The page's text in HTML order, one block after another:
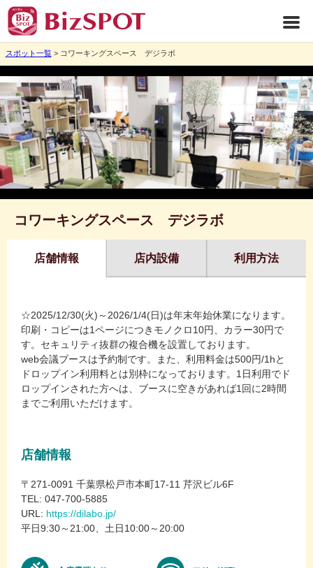
スポット一覧> コワーキングスペース デジラボ
コワーキングスペース デジラボ
店舗情報 店内設備 利用方法
☆2025/12/30(火)～2026/1/4(日)は年末年始休業になります。
印刷・コピーは1ページにつきモノクロ10円、カラー30円で
す。セキュリティ抜群の複合機を設置しております。
web会議ブースは予約制です。また、利用料金は500円/1hと
ドロップイン利用料とは別枠になっております。1日利用でド
ロップインされた方へは、ブースに空きがあれば1回に2時間
までご利用いただけます。
店舗情報
〒271-0091 千葉県松戸市本町17-11 芹沢ビル6F
TEL: 047-700-5885
URL: https://dilabo.jp/
平日9:30～21:00、土日10:00～20:00